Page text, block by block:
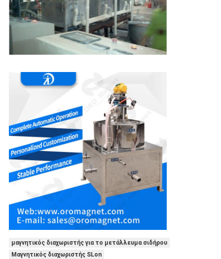
μαγνητικός διαχωριστής για το μετάλλευμα σιδήρου
Μαγνητικός διαχωριστής SLon